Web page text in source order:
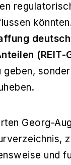
(REIT-
Georg-
und